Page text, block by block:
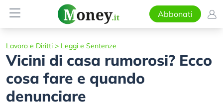
Abbonati
Lavoro e Diritti > Leggi e Sentenze
Vicini di casa rumorosi? Ecco
cosa fare e quando
denunciare